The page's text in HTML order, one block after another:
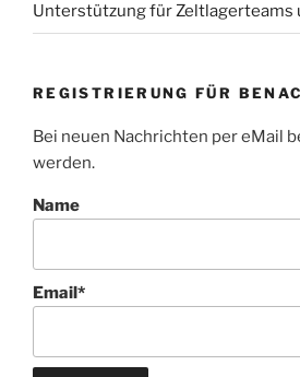
Unterstützung für Zeltlagerteams
REGISTRIERUNG FÜR
Bei neuen Nachrichten per eMail
werden.
Name
Email*